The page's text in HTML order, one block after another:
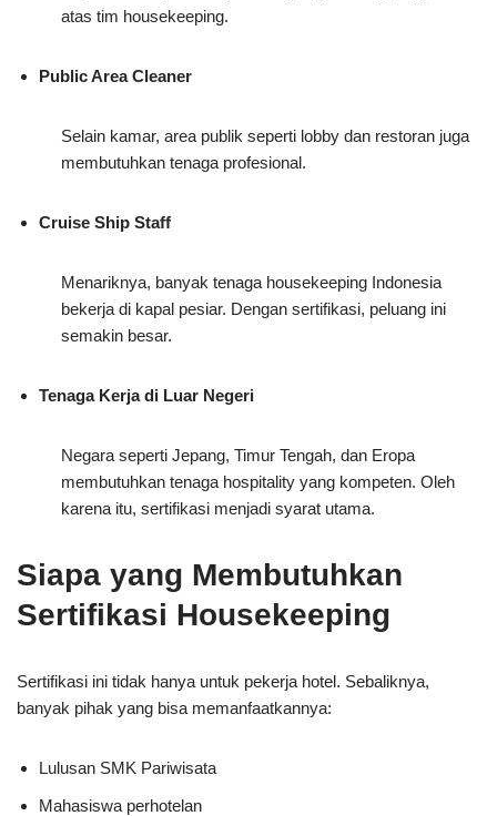
atas tim housekeeping.
Public Area Cleaner
Selain kamar, area publik seperti lobby dan restoran juga
membutuhkan tenaga profesional.
Cruise Ship Staff
Menariknya, banyak tenaga housekeeping Indonesia
bekerja di kapal pesiar. Dengan sertifikasi, peluang ini
semakin besar.
Tenaga Kerja di Luar Negeri
Negara seperti Jepang, Timur Tengah, dan Eropa
membutuhkan tenaga hospitality yang kompeten. Oleh
karena itu, sertifikasi menjadi syarat utama.
Siapa yang Membutuhkan
Sertifikasi Housekeeping
Sertifikasi ini tidak hanya untuk pekerja hotel. Sebaliknya,
banyak pihak yang bisa memanfaatkannya:
Lulusan SMK Pariwisata
Mahasiswa perhotelan